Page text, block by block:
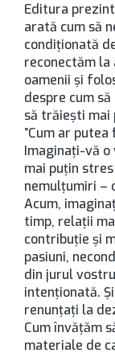
Editura
arată cum să
condiționată
reconectăm
oamenii și
despre cum
să trăiești mai
”Cum ar
Imaginați-vă o
mai puțin
nemulțumiri –
Acum,
timp, relații
contribuție și
pasiuni,
din jurul
intenționată.
renunțați la
Cum învățăm
materiale de